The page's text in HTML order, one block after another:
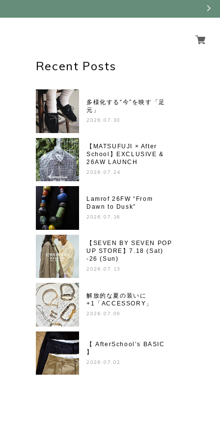
Recent Posts
多様化する“今”を映す「足
元」
2026.07.30
【MATSUFUJI × After
School】EXCLUSIVE &
26AW LAUNCH
2026.07.24
Lamrof 26FW “From
Dawn to Dusk”
2026.07.16
【SEVEN BY SEVEN POP
UP STORE】7.18 (Sat)
-26 (Sun)
2026.07.13
解放的な夏の装いに
+1「ACCESSORY」
2026.07.09
【 AfterSchool’s BASIC
】
2026.07.02